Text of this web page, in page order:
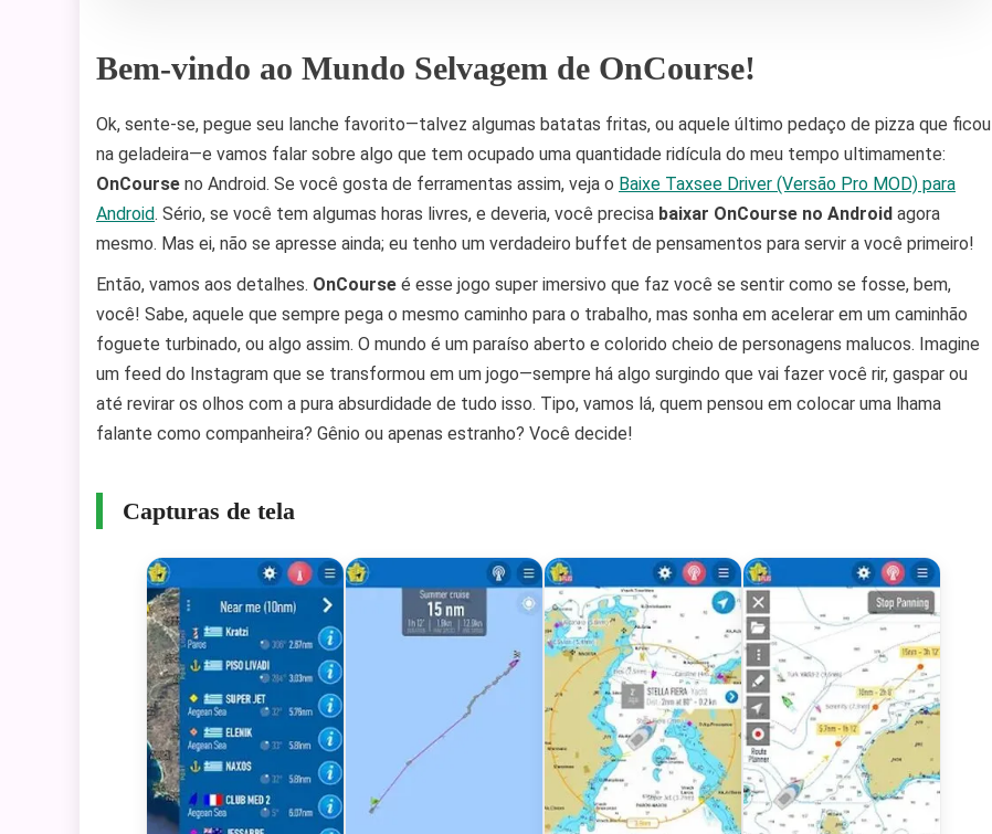
Bem-vindo ao Mundo Selvagem de OnCourse!
Ok, sente-se, pegue seu lanche favorito—talvez algumas batatas fritas, ou aquele último pedaço de pizza que ficou
na geladeira—e vamos falar sobre algo que tem ocupado uma quantidade ridícula do meu tempo ultimamente:
OnCourse no Android. Se você gosta de ferramentas assim, veja o Baixe Taxsee Driver (Versão Pro MOD) para
Android. Sério, se você tem algumas horas livres, e deveria, você precisa baixar OnCourse no Android agora
mesmo. Mas ei, não se apresse ainda; eu tenho um verdadeiro buffet de pensamentos para servir a você primeiro!
Então, vamos aos detalhes. OnCourse é esse jogo super imersivo que faz você se sentir como se fosse, bem,
você! Sabe, aquele que sempre pega o mesmo caminho para o trabalho, mas sonha em acelerar em um caminhão
foguete turbinado, ou algo assim. O mundo é um paraíso aberto e colorido cheio de personagens malucos. Imagine
um feed do Instagram que se transformou em um jogo—sempre há algo surgindo que vai fazer você rir, gaspar ou
até revirar os olhos com a pura absurdidade de tudo isso. Tipo, vamos lá, quem pensou em colocar uma lhama
falante como companheira? Gênio ou apenas estranho? Você decide!
Capturas de tela